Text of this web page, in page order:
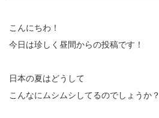
こんにちわ！
今日は珍しく昼間からの投稿です！
日本の夏はどうして
こんなにムシムシしてるのでしょうか？